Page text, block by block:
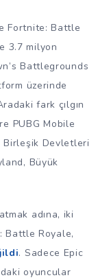
Fortnite: Battle
3.7 milyon
Battlegrounds
üzerinde
fark çılgın
PUBG Mobile
Birleşik Devletleri
Büyük
adına, iki
Battle Royale,
. Sadece Epic
oyuncular